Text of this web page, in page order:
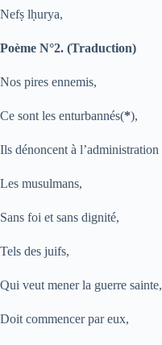
Nefṣ lḥurya,
Poème N°2. (Traduction)
Nos pires ennemis,
Ce sont les enturbannés(*),
Ils dénoncent à l’administration
Les musulmans,
Sans foi et sans dignité,
Tels des juifs,
Qui veut mener la guerre sainte,
Doit commencer par eux,